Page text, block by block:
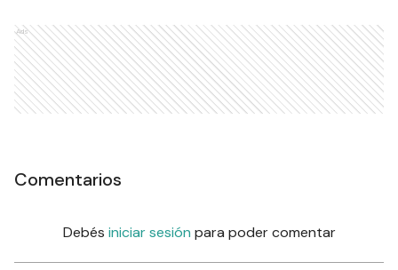
Ads
Comentarios
Debés iniciar sesión para poder comentar